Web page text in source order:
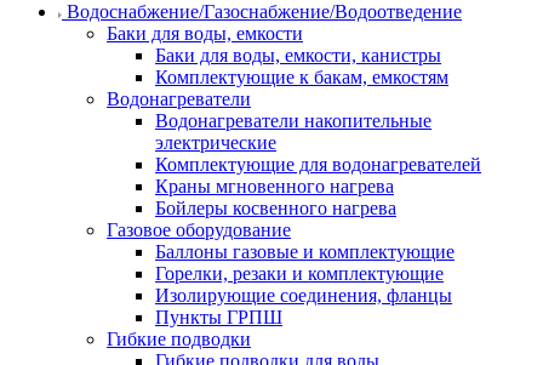
Водоснабжение/Газоснабжение/Водоотведение
Баки для воды, емкости
Баки для воды, емкости, канистры
Комплектующие к бакам, емкостям
Водонагреватели
Водонагреватели накопительные
электрические
Комплектующие для водонагревателей
Краны мгновенного нагрева
Бойлеры косвенного нагрева
Газовое оборудование
Баллоны газовые и комплектующие
Горелки, резаки и комплектующие
Изолирующие соединения, фланцы
Пункты ГРПШ
Гибкие подводки
Гибкие подводки для воды